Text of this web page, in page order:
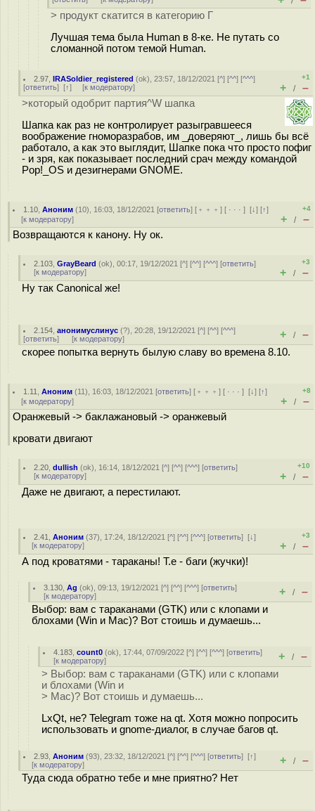
> продукт скатится в категорию Г
Лучшая тема была Human в 8-ке. Не путать со
сломанной потом темой Human.
2.97 ,IRASoldier_registered (ok), 23:57, 18/12/2021 [^] [^^] [^^^]
[ответить] [↑] [к модератору]
+1
+ / –
>который одобрит партия^W шапка
Шапка как раз не контролирует разыгравшееся
воображение гноморазрабов, им _доверяют_, лишь бы всё
работало, а как это выглядит, Шапке пока что просто пофиг
- и зря, как показывает последний срач между командой
Pop!_OS и дезигнерами GNOME.
1.10 ,Аноним (10), 16:03, 18/12/2021 [ответить] [ ﹢﹢﹢] [ · · ·][↓] [↑]
[к модератору]
+4
+ / –
Возвращаются к канону. Ну ок.
2.103 ,GrayBeard (ok), 00:17, 19/12/2021 [^] [^^] [^^^] [ответить]
[к модератору]
+3
+ / –
Ну так Canonical же!
2.154 ,анонимуслинус (?), 20:28, 19/12/2021 [^] [^^] [^^^]
[ответить] [к модератору] + / –
скорее попытка вернуть былую славу во времена 8.10.
1.11 ,Аноним (11), 16:03, 18/12/2021 [ответить] [ ﹢﹢﹢] [ · · ·][↓] [↑]
[к модератору]
+8
+ / –
Оранжевый -> баклажановый -> оранжевый
кровати двигают
2.20 ,dullish (ok), 16:14, 18/12/2021 [^] [^^] [^^^] [ответить]
[к модератору]
+10
+ / –
Даже не двигают, а перестилают.
2.41 ,Аноним (37), 17:24, 18/12/2021 [^] [^^] [^^^] [ответить][↓]
[к модератору]
+3
+ / –
А под кроватями - тараканы! Т.е - баги (жучки)!
3.130 ,Ag (ok), 09:13, 19/12/2021 [^] [^^] [^^^] [ответить]
[к модератору] + / –
Выбор: вам с тараканами (GTK) или с клопами и
блохами (Win и Mac)? Вот стоишь и думаешь...
4.183 ,count0 (ok), 17:44, 07/09/2022 [^] [^^] [^^^] [ответить]
[к модератору] + / –
> Выбор: вам с тараканами (GTK) или с клопами
и блохами (Win и
> Mac)? Вот стоишь и думаешь...
LxQt, не? Telegram тоже на qt. Хотя можно попросить
использовать и gnome-диалог, в случае багов qt.
2.93 ,Аноним (93), 23:32, 18/12/2021 [^] [^^] [^^^] [ответить][↑]
[к модератору] + / –
Туда сюда обратно тебе и мне приятно? Нет